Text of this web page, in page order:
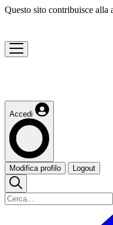
Questo sito contribuisce alla
Accedi
Modifica profilo Logout